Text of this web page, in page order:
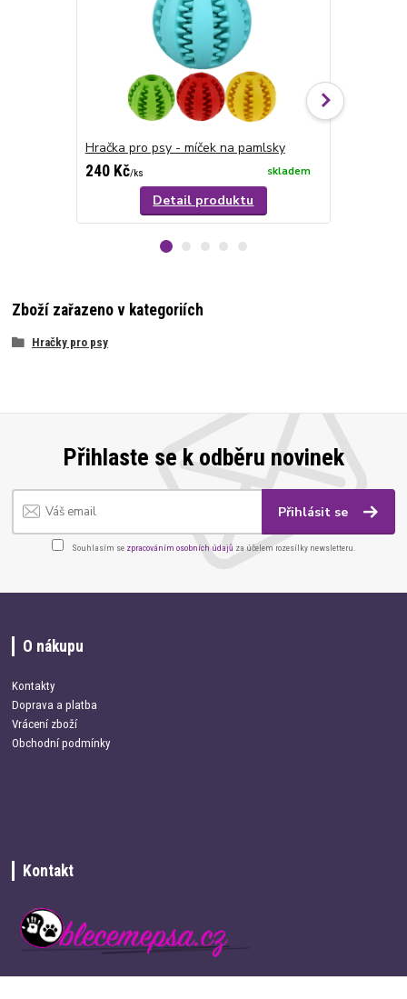
Hračka pro psy - míček na pamlsky
240 Kč/ks skladem
Detail produktu
Zboží zařazeno v kategoriích
Hračky pro psy
Přihlaste se k odběru novinek
Přihlásit se
Souhlasím se zpracováním osobních údajů za účelem rozesílky newsletteru.
O nákupu
Kontakty
Doprava a platba
Vrácení zboží
Obchodní podmínky
Kontakt